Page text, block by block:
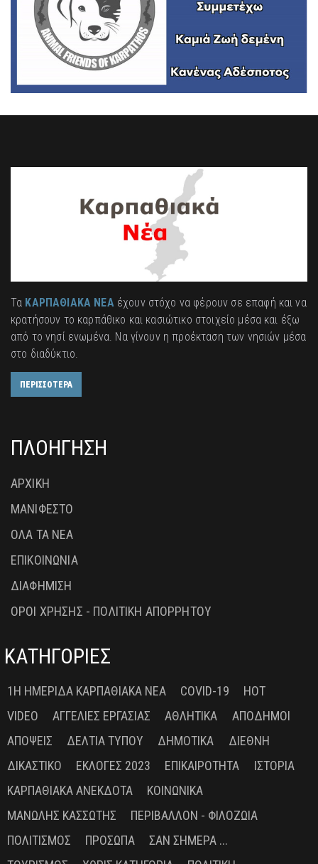
Τα ΚΑΡΠΑΘΙΑΚΑ ΝΕΑέχουν στόχο να φέρουν σε επαφή και να
κρατήσουν το καρπάθικο και κασιώτικο στοιχείο μέσα και έξω
από το νησί ενωμένα. Να γίνουν η προέκταση των νησιών μέσα
στο διαδύκτιο.
ΠΕΡΙΣΣΟΤΕΡΑ
ΠΛΟΗΓΗΣΗ
ΑΡΧΙΚΗ
ΜΑΝΙΦΕΣΤΟ
ΟΛΑ ΤΑ ΝΕΑ
ΕΠΙΚΟΙΝΩΝΙΑ
ΔΙΑΦΗΜΙΣΗ
ΟΡΟΙ ΧΡΗΣΗΣ - ΠΟΛΙΤΙΚΗ ΑΠΟΡΡΗΤΟΥ
ΚΑΤΗΓΟΡΙΕΣ
1Η ΗΜΕΡΊΔΑ ΚΑΡΠΑΘΙΑΚΆ ΝΈΑ COVID-19
HOT
VIDEO
ΑΓΓΕΛΊΕΣ ΕΡΓΑΣΊΑΣ ΑΘΛΗΤΙΚΆ
ΑΠΌΔΗΜΟΙ
ΑΠΌΨΕΙΣ
ΔΕΛΤΊΑ ΤΎΠΟΥ ΔΗΜΟΤΙΚΆ
ΔΙΕΘΝΉ
ΔΙΚΑΣΤΙΚΌ
ΕΚΛΟΓΈΣ 2023 ΕΠΙΚΑΙΡΌΤΗΤΑ
ΙΣΤΟΡΊΑ
ΚΑΡΠΑΘΙΑΚΆ ΑΝΈΚΔΟΤΑ
ΚΟΙΝΩΝΙΚΆ
ΜΑΝΏΛΗΣ ΚΑΣΣΏΤΗΣ
ΠΕΡΙΒΆΛΛΟΝ - ΦΙΛΟΖΩΊΑ
ΠΟΛΙΤΙΣΜΌΣ
ΠΡΌΣΩΠΑ
ΣΑΝ ΣΉΜΕΡΑ ...